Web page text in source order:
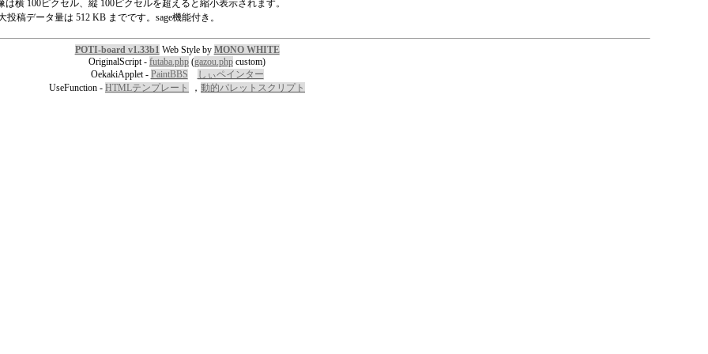
は横 100ピクセル、縦 100ピクセルを超えると縮小表示されます。
投稿データ量は 512 KB までです。sage機能付き。
POTI-board v1.33b1Web Style by MONO WHITE
OriginalScript - futaba.php (gazou.php custom)
OekakiApplet - PaintBBS
しぃペインター
UseFunction - HTMLテンプレート ， 動的パレットスクリプト